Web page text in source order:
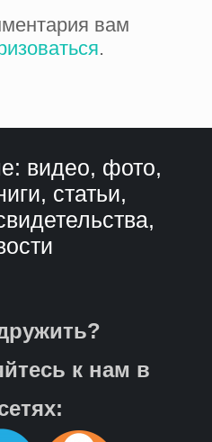
вам
.
видео, фото,
статьи,
к нам в